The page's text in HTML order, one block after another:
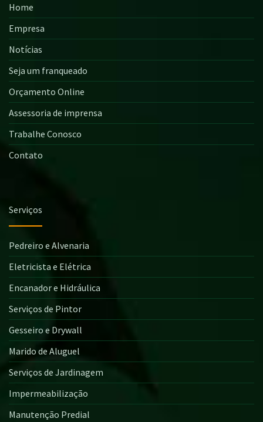
Home
Empresa
Notícias
Seja um franqueado
Orçamento Online
Assessoria de imprensa
Trabalhe Conosco
Contato
Serviços
Pedreiro e Alvenaria
Eletricista e Elétrica
Encanador e Hidráulica
Serviços de Pintor
Gesseiro e Drywall
Marido de Aluguel
Serviços de Jardinagem
Impermeabilização
Manutenção Predial